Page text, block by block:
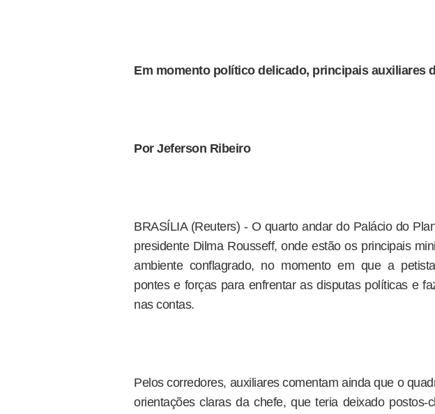
Em momento político delicado, principais auxiliares
Por Jeferson Ribeiro
BRASÍLIA (Reuters) - O quarto andar do Palácio do
presidente Dilma Rousseff, onde estão os principais
ambiente conflagrado, no momento em que a
pontes e forças para enfrentar as disputas políticas e
nas contas.
Pelos corredores, auxiliares comentam ainda que o
orientações claras da chefe, que teria deixado postos-